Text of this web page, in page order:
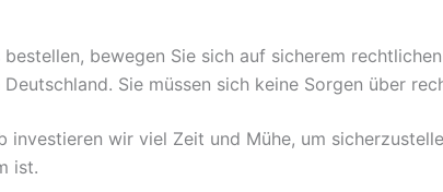
bestellen, bewegen Sie sich auf sicherem
Sie müssen sich keine Sorgen über
investieren wir viel Zeit und Mühe, um
ist.